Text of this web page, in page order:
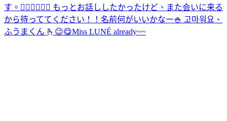
す。🙇‍♂️🙇‍♂️🙇‍♂️ もっとお話ししたかったけど、また会いに来る
から待っててください！！ 名前何がいいかなー🍚 고마워요、
ふうまくん 🫰 😉😋Miss LUNÉ already~~